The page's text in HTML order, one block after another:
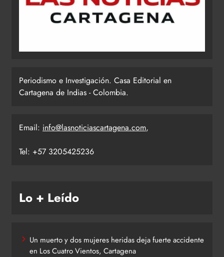
Periodismo e Investigación. Casa Editorial en
Cartagena de Indias - Colombia.
Email: info@lasnoticiascartagena.com,
Tel: +57 3205425236
Lo + Leído
Un muerto y dos mujeres heridas deja fuerte accidente
en Los Cuatro Vientos, Cartagena